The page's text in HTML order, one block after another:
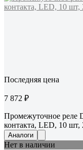
Последняя цена
7 872 ₽
Промежуточное реле
контакта, LED, 10
Аналоги
Нет в наличии